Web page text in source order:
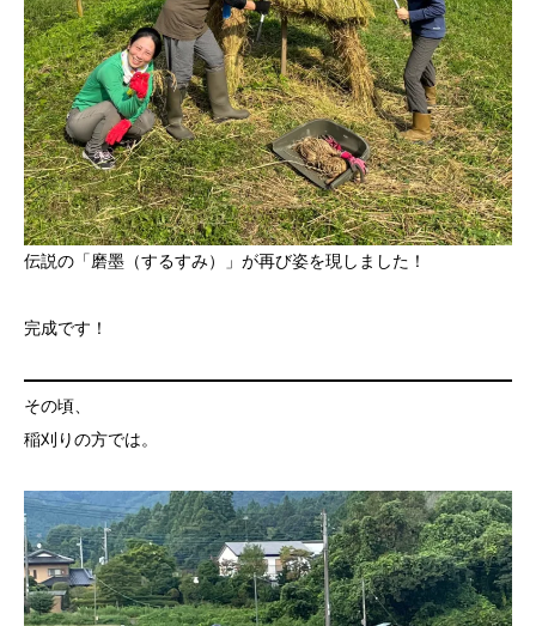
伝説の「磨墨（するすみ）」が再び姿を現しました！
完成です！
その頃、
稲刈りの方では。